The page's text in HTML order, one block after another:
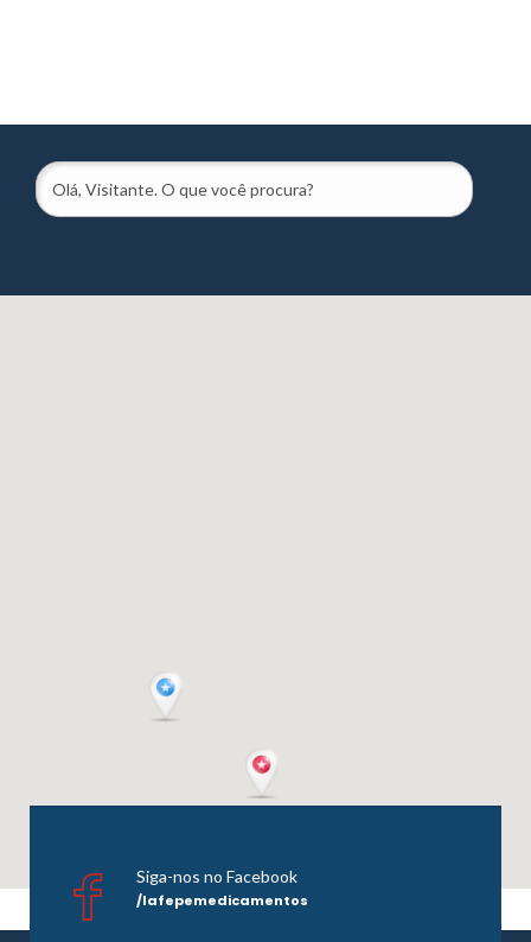
Siga-nos no Facebook
/lafepemedicamentos